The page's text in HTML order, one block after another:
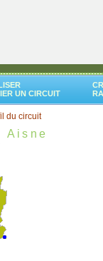
UN CIRCUIT
du circuit
Aisne